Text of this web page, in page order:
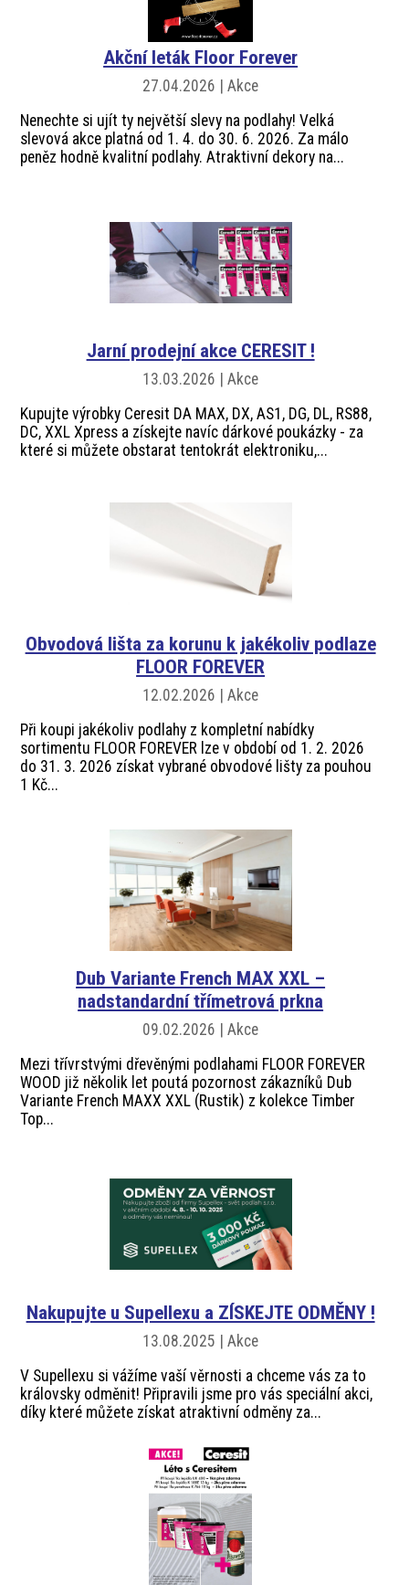
Akční leták Floor Forever
27.04.2026 | Akce
Nenechte si ujít ty největší slevy na podlahy! Velká
slevová akce platná od 1. 4. do 30. 6. 2026. Za málo
peněz hodně kvalitní podlahy. Atraktivní dekory na...
Jarní prodejní akce CERESIT !
13.03.2026 | Akce
Kupujte výrobky Ceresit DA MAX, DX, AS1, DG, DL, RS88,
DC, XXL Xpress a získejte navíc dárkové poukázky - za
které si můžete obstarat tentokrát elektroniku,...
Obvodová lišta za korunu k jakékoliv podlaze
FLOOR FOREVER
12.02.2026 | Akce
Při koupi jakékoliv podlahy z kompletní nabídky
sortimentu FLOOR FOREVER lze v období od 1. 2. 2026
do 31. 3. 2026 získat vybrané obvodové lišty za pouhou
1 Kč...
Dub Variante French MAX XXL –
nadstandardní třímetrová prkna
09.02.2026 | Akce
Mezi třívrstvými dřevěnými podlahami FLOOR FOREVER
WOOD již několik let poutá pozornost zákazníků Dub
Variante French MAXX XXL (Rustik) z kolekce Timber
Top...
Nakupujte u Supellexu a ZÍSKEJTE ODMĚNY !
13.08.2025 | Akce
V Supellexu si vážíme vaší věrnosti a chceme vás za to
královsky odměnit! Připravili jsme pro vás speciální akci,
díky které můžete získat atraktivní odměny za...